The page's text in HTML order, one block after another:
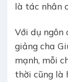
là tác nhân
Với dụ ngôn
giảng cha
mạnh, mỗi
thời cũng là